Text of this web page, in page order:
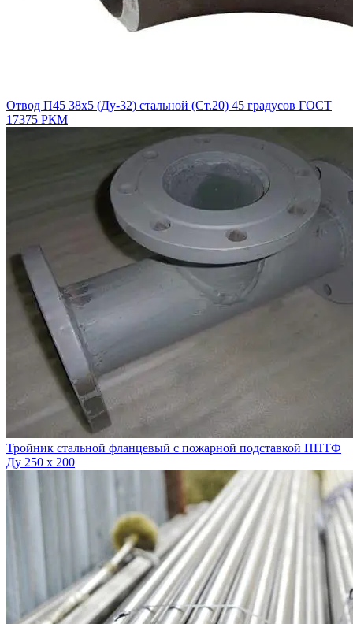
Отвод П45 38х5 (Ду-32) стальной (Ст.20) 45 градусов ГОСТ
17375 РКМ
Тройник стальной фланцевый с пожарной подставкой ППТФ
Ду 250 х 200